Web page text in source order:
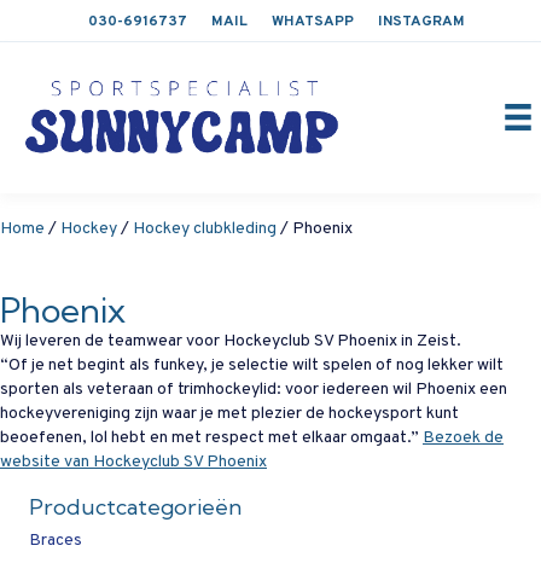
030-6916737 MAIL WHATSAPP INSTAGRAM
Home / Hockey/ Hockey clubkleding / Phoenix
Phoenix
Wij leveren de teamwear voor Hockeyclub SV Phoenix in Zeist.
“Of je net begint als funkey, je selectie wilt spelen of nog lekker wilt
sporten als veteraan of trimhockeylid: voor iedereen wil Phoenix een
hockeyvereniging zijn waar je met plezier de hockeysport kunt
beoefenen, lol hebt en met respect met elkaar omgaat.” Bezoek de
website van Hockeyclub SV Phoenix
Productcategorieën
Braces